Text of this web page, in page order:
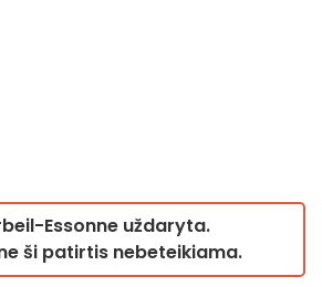
Essonne uždaryta.
ši patirtis nebeteikiama.